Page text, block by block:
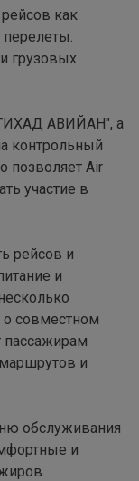
как
грузовых
АВИЙАН", а
контрольный
позволяет Air
участие в
рейсов и
и
о совместном
пассажирам
и
обслуживания
и